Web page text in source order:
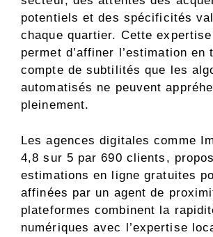
potentiels et des spécificités
chaque quartier. Cette
permet d’affiner l’estimation en
compte de subtilités que les
automatisés ne peuvent
pleinement.
Les agences digitales comme
4,8 sur 5 par 690 clients,
estimations en ligne gratuites
affinées par un agent de
plateformes combinent la
numériques avec l’expertise